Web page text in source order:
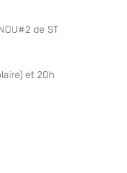
de ST
et 20h